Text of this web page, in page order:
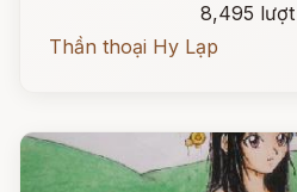
8,495
Thần thoại Hy Lạp